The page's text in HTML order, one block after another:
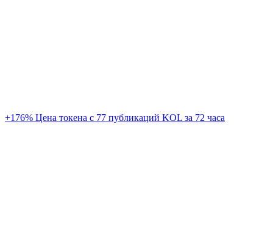
+176% Цена токена с 77 публикаций KOL за 72 часа